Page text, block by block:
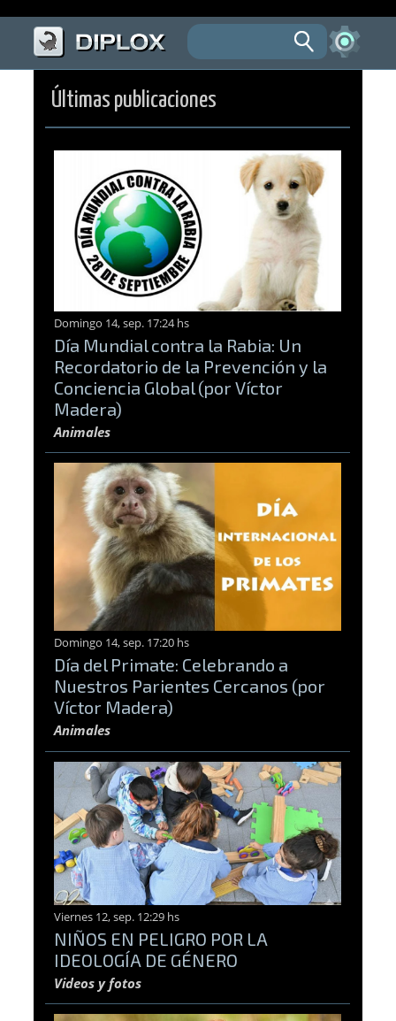
Últimas publicaciones
Domingo 14, sep. 17:24 hs
Día Mundial contra la Rabia: Un
Recordatorio de la Prevención y la
Conciencia Global (por Víctor
Madera)
Animales
Domingo 14, sep. 17:20 hs
Día del Primate: Celebrando a
Nuestros Parientes Cercanos (por
Víctor Madera)
Animales
Viernes 12, sep. 12:29 hs
NIÑOS EN PELIGRO POR LA
IDEOLOGÍA DE GÉNERO
Videos y fotos